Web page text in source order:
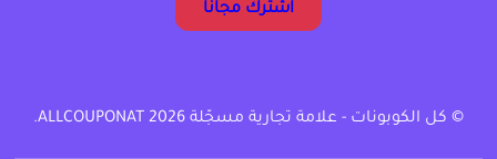
اشترك مجاناً
© كل الكوبونات - علامة تجارية مسجّلة ALLCOUPONAT 2026.